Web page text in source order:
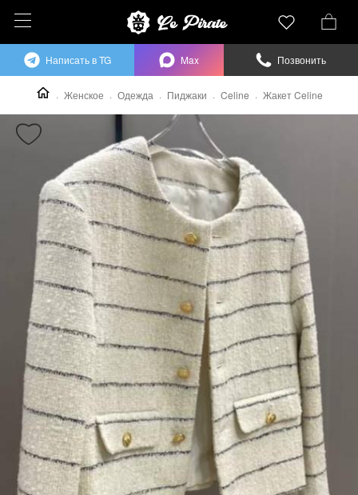
Женское Одежда Пиджаки Celine Жакет Celine
Написать в TG Max Позвонить